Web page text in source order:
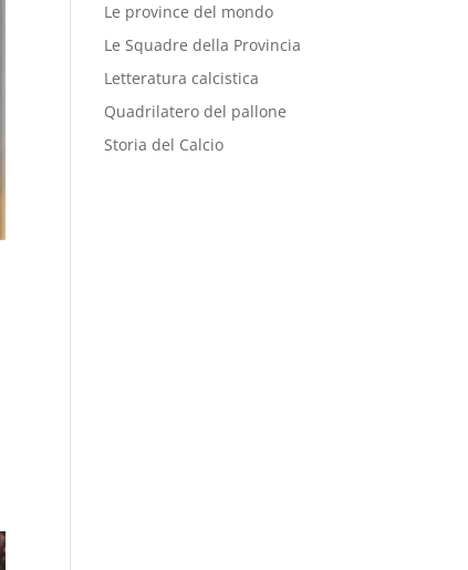
Le province del mondo
Le Squadre della Provincia
Letteratura calcistica
Quadrilatero del pallone
Storia del Calcio